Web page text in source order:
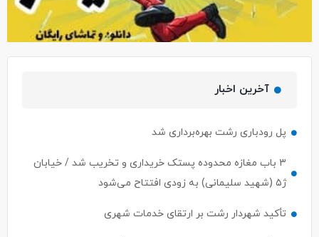
آخرین اخبار
پل رودباری رشت بهره‌برداری شد
۳ باب مغازه محدوده پستک خریداری و تخریب شد / خیابان
ژ۵ (شهید سلیمانی) به زودی افتتاح می‌شود
تأکید شهردار رشت بر ارتقای خدمات شهری